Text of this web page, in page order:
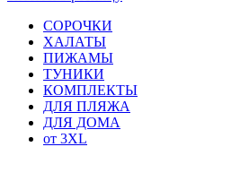
СОРОЧКИ
ХАЛАТЫ
ПИЖАМЫ
ТУНИКИ
КОМПЛЕКТЫ
ДЛЯ ПЛЯЖА
ДЛЯ ДОМА
от 3XL